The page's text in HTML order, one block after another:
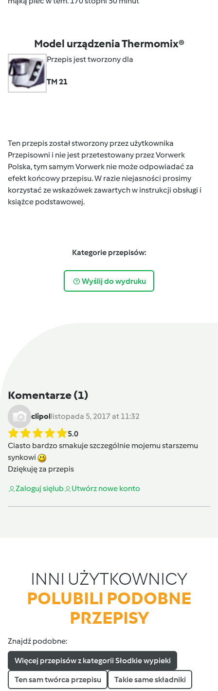
Model urządzenia Thermomix®
Przepis jest tworzony dla
TM 21
Ten przepis został stworzony przez użytkownika
Przepisowni i nie jest przetestowany przez Vorwerk
Polska, tym samym Vorwerk nie może odpowiadać za
efekt końcowy przepisu. W razie niejasności prosimy
korzystać ze wskazówek zawartych w instrukcji obsługi i
książce podstawowej.
Kategorie przepisów:
Wyślij do wydruku
Komentarze(1)
clipollistopada 5, 2017 at 11:32
5.0
Ciasto bardzo smakuje szczególnie mojemu starszemu
synkowi
Dziękuję za przepis
Zaloguj sięlub Utwórz nowe konto
INNI UŻYTKOWNICY
POLUBILI PODOBNE
PRZEPISY
Znajdź podobne:
Więcej przepisów z kategorii Słodkie wypieki
Ten sam twórca przepisu Takie same składniki